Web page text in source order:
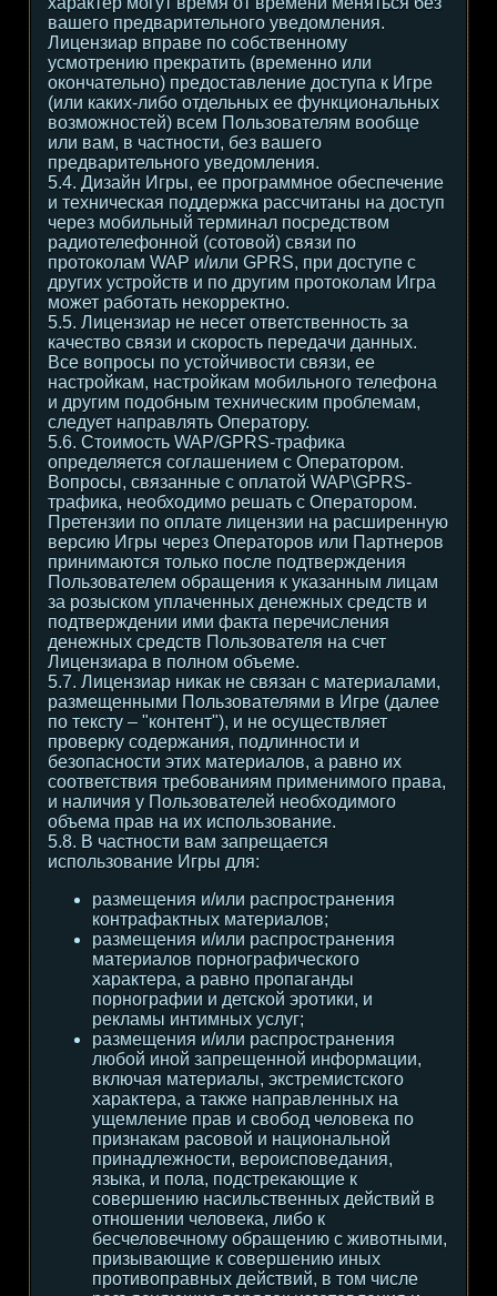
вашего предварительного уведомления.
Лицензиар вправе по собственному
усмотрению прекратить (временно или
окончательно) предоставление доступа к Игре
(или каких-либо отдельных ее функциональных
возможностей) всем Пользователям вообще
или вам, в частности, без вашего
предварительного уведомления.
5.4. Дизайн Игры, ее программное обеспечение
и техническая поддержка рассчитаны на доступ
через мобильный терминал посредством
радиотелефонной (сотовой) связи по
протоколам WAP и/или GPRS, при доступе с
других устройств и по другим протоколам Игра
может работать некорректно.
5.5. Лицензиар не несет ответственность за
качество связи и скорость передачи данных.
Все вопросы по устойчивости связи, ее
настройкам, настройкам мобильного телефона
и другим подобным техническим проблемам,
следует направлять Оператору.
5.6. Стоимость WAP/GPRS-трафика
определяется соглашением с Оператором.
Вопросы, связанные с оплатой WAP\GPRS-
трафика, необходимо решать с Оператором.
Претензии по оплате лицензии на расширенную
версию Игры через Операторов или Партнеров
принимаются только после подтверждения
Пользователем обращения к указанным лицам
за розыском уплаченных денежных средств и
подтверждении ими факта перечисления
денежных средств Пользователя на счет
Лицензиара в полном объеме.
5.7. Лицензиар никак не связан с материалами,
размещенными Пользователями в Игре (далее
по тексту – "контент"), и не осуществляет
проверку содержания, подлинности и
безопасности этих материалов, а равно их
соответствия требованиям применимого права,
и наличия у Пользователей необходимого
объема прав на их использование.
5.8. В частности вам запрещается
использование Игры для:
размещения и/или распространения
контрафактных материалов;
размещения и/или распространения
материалов порнографического
характера, а равно пропаганды
порнографии и детской эротики, и
рекламы интимных услуг;
размещения и/или распространения
любой иной запрещенной информации,
включая материалы, экстремистского
характера, а также направленных на
ущемление прав и свобод человека по
признакам расовой и национальной
принадлежности, вероисповедания,
языка, и пола, подстрекающие к
совершению насильственных действий в
отношении человека, либо к
бесчеловечному обращению с животными,
призывающие к совершению иных
противоправных действий, в том числе